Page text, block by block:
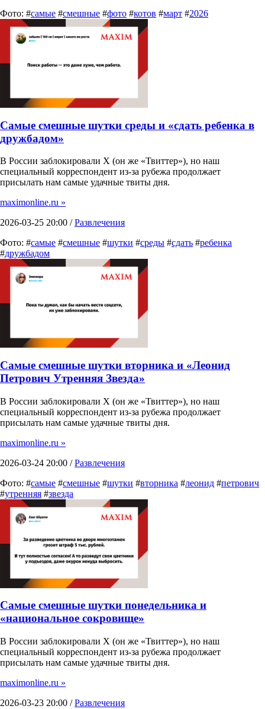
Фото: #самые #смешные #фото #котов #март #2026
Самые смешные шутки среды и «сдать ребенка в
дружбадом»
В России заблокировали X (он же «Твиттер»), но наш
специальный корреспондент из-за рубежа продолжает
присылать нам самые удачные твиты дня.
maximonline.ru »
2026-03-25 20:00 /Развлечения
Фото: #самые #смешные #шутки #среды #сдать #ребенка
#дружбадом
Самые смешные шутки вторника и «Леонид
Петрович Утренняя Звезда»
В России заблокировали X (он же «Твиттер»), но наш
специальный корреспондент из-за рубежа продолжает
присылать нам самые удачные твиты дня.
maximonline.ru »
2026-03-24 20:00 /Развлечения
Фото: #самые #смешные #шутки #вторника #леонид #петрович
#утренняя #звезда
Самые смешные шутки понедельника и
«национальное сокровище»
В России заблокировали X (он же «Твиттер»), но наш
специальный корреспондент из-за рубежа продолжает
присылать нам самые удачные твиты дня.
maximonline.ru »
2026-03-23 20:00 /Развлечения